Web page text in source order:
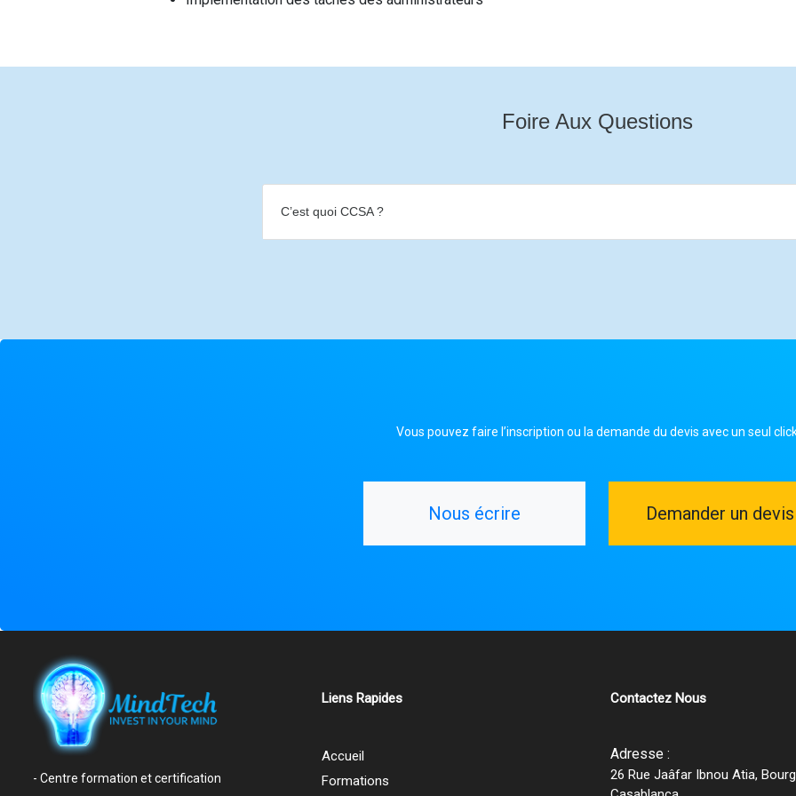
Foire Aux Questions
C’est quoi CCSA ?
Vous pouvez faire l’inscription ou la demande du devis avec un seul
Nous écrire Demander un devis
- Centre formation et certification
Liens Rapides
Accueil
Formations
Contactez Nous
Adresse :
26 Rue Jaâfar Ibnou Atia,